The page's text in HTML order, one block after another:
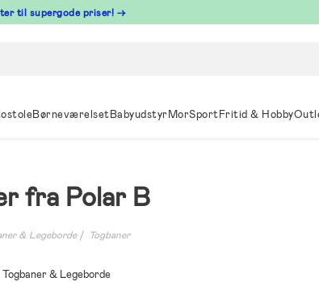
til supergode priser! →
BørneværelsetBabyudstyrMorSportFritid & Hobby
fra Polar B
& Legeborde Togbaner
& Legeborde